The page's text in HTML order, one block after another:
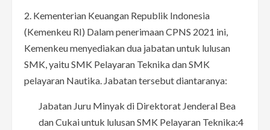
2. Kementerian Keuangan Republik Indonesia
(Kemenkeu RI) Dalam penerimaan CPNS 2021 ini,
Kemenkeu menyediakan dua jabatan untuk lulusan
SMK, yaitu SMK Pelayaran Teknika dan SMK
pelayaran Nautika. Jabatan tersebut diantaranya:
Jabatan Juru Minyak di Direktorat Jenderal Bea
dan Cukai untuk lulusan SMK Pelayaran Teknika:4